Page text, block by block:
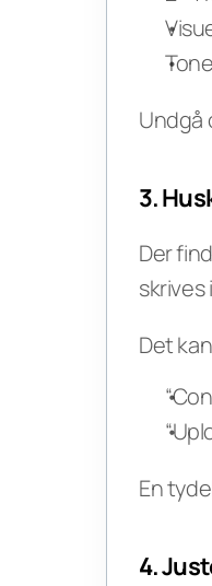
Undgå
3.
Der
skrives
Det
En
4.